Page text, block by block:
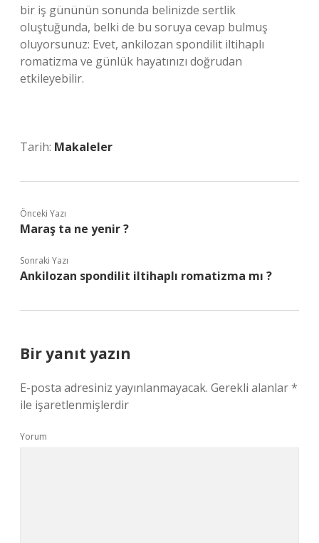
bir iş gününün sonunda belinizde sertlik
oluştuğunda, belki de bu soruya cevap bulmuş
oluyorsunuz: Evet, ankilozan spondilit iltihaplı
romatizma ve günlük hayatınızı doğrudan
etkileyebilir.
Tarih: Makaleler
Önceki Yazı
Maraş ta ne yenir ?
Sonraki Yazı
Ankilozan spondilit iltihaplı romatizma mı ?
Bir yanıt yazın
E-posta adresiniz yayınlanmayacak. Gerekli alanlar*
ile işaretlenmişlerdir
Yorum